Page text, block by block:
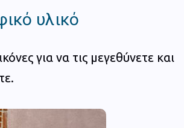
υλικό
για να τις μεγεθύνετε και